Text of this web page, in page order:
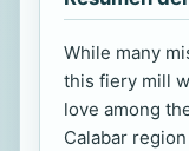
While many
this fiery mill
love among
Calabar